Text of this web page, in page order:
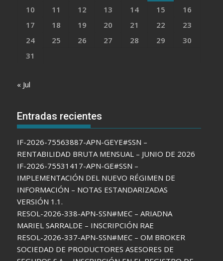
10
11 12 13 14 15
16
17
18 19 20 21 22
23
24
25 26 27 28 29
30
31
« Jul
Entradas recientes
IF-2026-75563887-APN-GEYE#SSN –
RENTABILIDAD BRUTA MENSUAL – JUNIO DE 2026
IF-2026-75531417-APN-GE#SSN –
IMPLEMENTACIÓN DEL NUEVO RÉGIMEN DE
INFORMACIÓN – NOTAS ESTANDARIZADAS
VERSIÓN 1.1.
RESOL-2026-338-APN-SSN#MEC – ARIADNA
MARIEL SARRALDE – INSCRIPCIÓN RAE
RESOL-2026-337-APN-SSN#MEC – OM BROKER
SOCIEDAD DE PRODUCTORES ASESORES DE